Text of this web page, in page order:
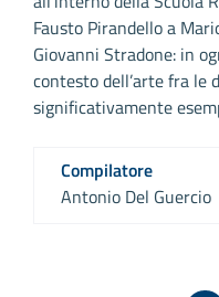
Fausto Pirandello a
Giovanni Stradone: in
contesto dell’arte fra le
significativamente
Compilatore
Antonio Del Guercio